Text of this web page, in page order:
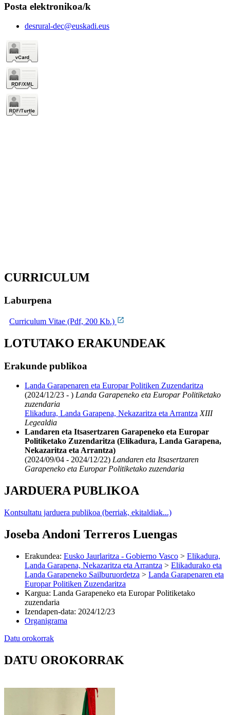
Posta elektronikoa/k
desrural-dec@euskadi.eus
CURRICULUM
Laburpena
Curriculum Vitae (Pdf, 200 Kb.)
LOTUTAKO ERAKUNDEAK
Erakunde publikoa
Landa Garapenaren eta Europar Politiken Zuzendaritza
(2024/12/23 - ) Landa Garapeneko eta Europar Politiketako
zuzendaria
Elikadura, Landa Garapena, Nekazaritza eta Arrantza XIII
Legealdia
Landaren eta Itsasertzaren Garapeneko eta Europar
Politiketako Zuzendaritza (Elikadura, Landa Garapena,
Nekazaritza eta Arrantza)
(2024/09/04 - 2024/12/22) Landaren eta Itsasertzaren
Garapeneko eta Europar Politiketako zuzendaria
JARDUERA PUBLIKOA
Kontsultatu jarduera publikoa (berriak, ekitaldiak...)
Joseba Andoni Terreros Luengas
Erakundea: Eusko Jaurlaritza - Gobierno Vasco > Elikadura,
Landa Garapena, Nekazaritza eta Arrantza > Elikadurako eta
Landa Garapeneko Sailburuordetza > Landa Garapenaren eta
Europar Politiken Zuzendaritza
Kargua: Landa Garapeneko eta Europar Politiketako
zuzendaria
Izendapen-data: 2024/12/23
Organigrama
Datu orokorrak
DATU OROKORRAK